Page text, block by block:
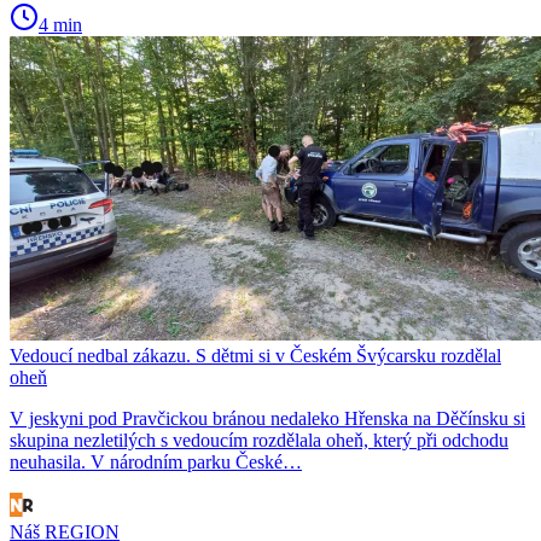
4 min
Vedoucí nedbal zákazu. S dětmi si v Českém Švýcarsku rozdělal
oheň
V jeskyni pod Pravčickou bránou nedaleko Hřenska na Děčínsku si
skupina nezletilých s vedoucím rozdělala oheň, který při odchodu
neuhasila. V národním parku České…
Náš REGION